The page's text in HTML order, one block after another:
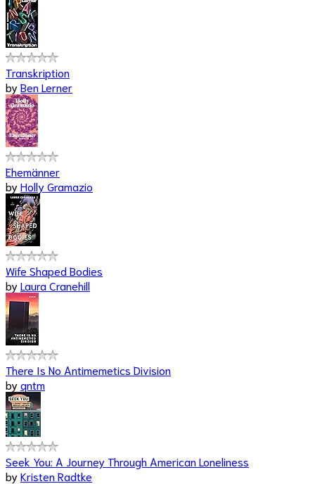
Transkription
byBen Lerner
Ehemänner
byHolly Gramazio
Wife Shaped Bodies
byLaura Cranehill
There Is No Antimemetics Division
byqntm
Seek You: A Journey Through American Loneliness
byKristen Radtke